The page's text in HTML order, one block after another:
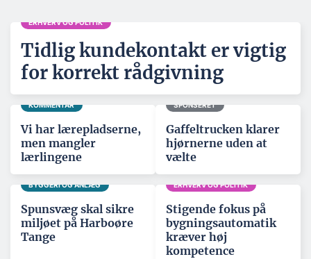
ERHVERV OG POLITIK
Tidlig kundekontakt er vigtig
for korrekt rådgivning
KOMMENTAR
Vi har lærepladserne,
men mangler
lærlingene
SPONSERET
Gaffeltrucken klarer
hjørnerne uden at
vælte
BYGGERI OG ANLÆG
Spunsvæg skal sikre
miljøet på Harboøre
Tange
ERHVERV OG POLITIK
Stigende fokus på
bygningsautomatik
kræver høj
kompetence